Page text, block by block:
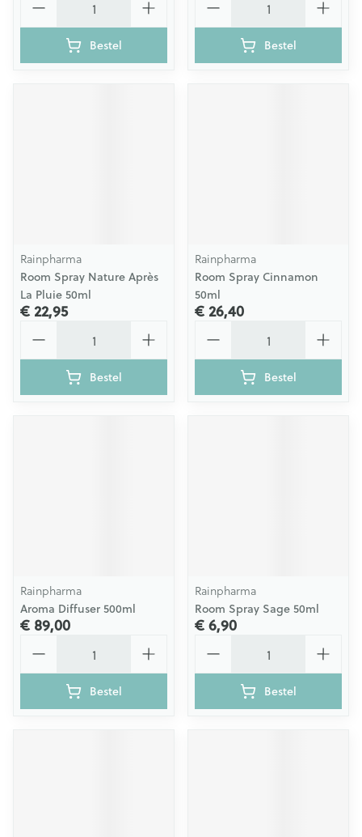
Bestel Bestel
Rainpharma
Room Spray Nature Après
La Pluie 50ml
€ 22,95
Bestel
Rainpharma
Room Spray Cinnamon
50ml
€ 26,40
Bestel
Rainpharma
Aroma Diffuser 500ml
€ 89,00
Bestel
Rainpharma
Room Spray Sage 50ml
€ 6,90
Bestel